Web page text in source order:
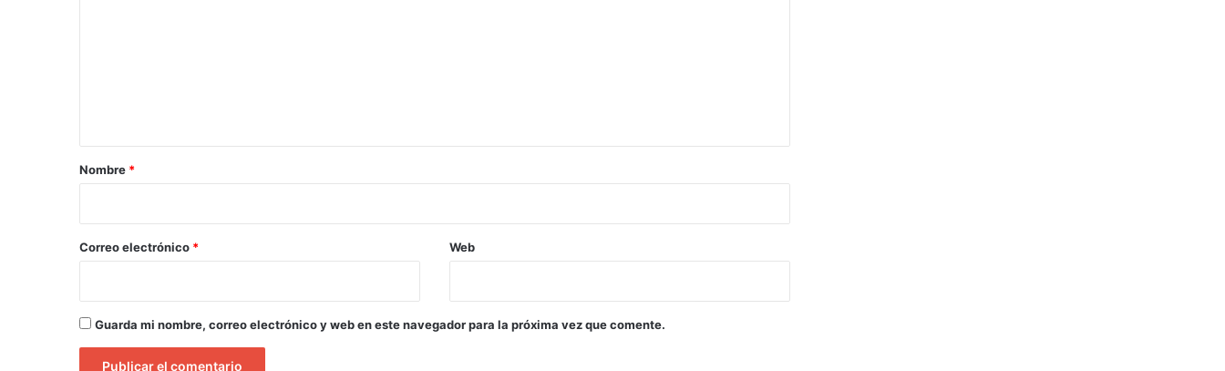
r
*
Nombre *
Correo electrónico * Web
Guarda mi nombre, correo electrónico y web en este navegador para la próxima vez que comente.